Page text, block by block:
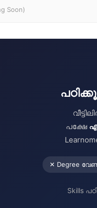
Soon)
പക്ഷേ
✕ Degree
Skills